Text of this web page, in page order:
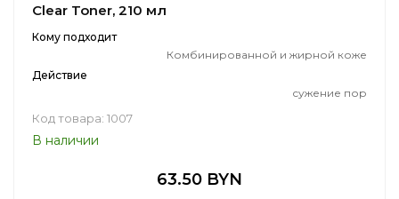
Clear Toner, 210 мл
Кому подходит
Комбинированной и жирной коже
Действие
сужение пор
Код товара: 1007
В наличии
63.50 BYN